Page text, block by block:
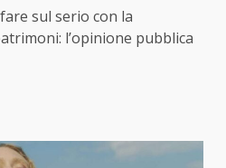
sul serio con la
l’opinione pubblica